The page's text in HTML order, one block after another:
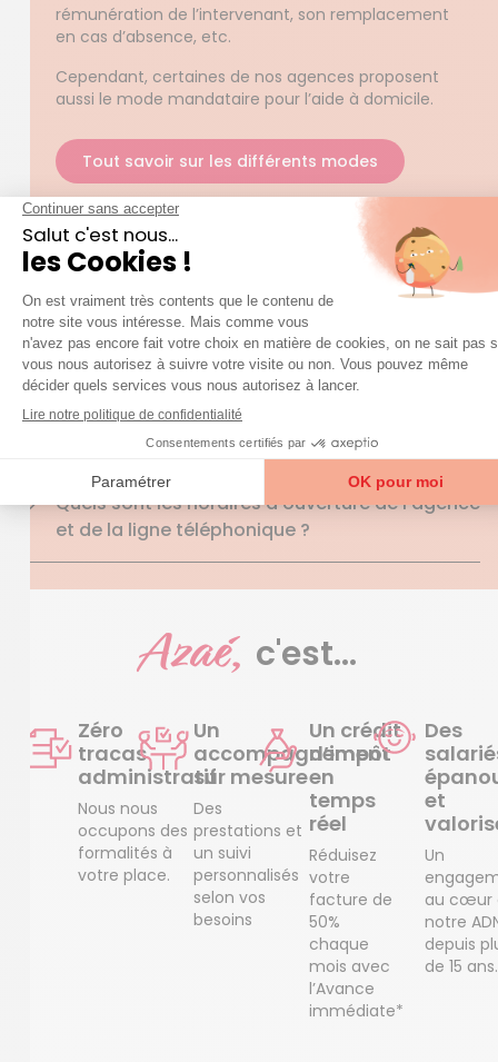
rémunération de l’intervenant, son remplacement
en cas d’absence, etc.
Cependant, certaines de nos agences proposent
aussi le mode mandataire pour l’aide à domicile.
Tout savoir sur les différents modes
Est-ce que je suis dans l’obligation de confier
mes clés à Azaé ?
Puis-je mettre fin à mon contrat si je change
d'avis ?
Devons-nous fournir le matériel au jardinier
Quels sont les horaires d'ouverture de l'agence
et de la ligne téléphonique ?
Azaé, c'est...
Zéro
tracas
administratif
Nous nous
occupons des
formalités à
votre place.
Un
accompagnement
sur mesure
Des
prestations et
un suivi
personnalisés
selon vos
besoins
Un crédit
d’impôt
en
temps
réel
Réduisez
votre
facture de
50%
chaque
mois avec
l’Avance
immédiate*
Des
et
Un
au cœur
notre
depuis
de 15 ans.